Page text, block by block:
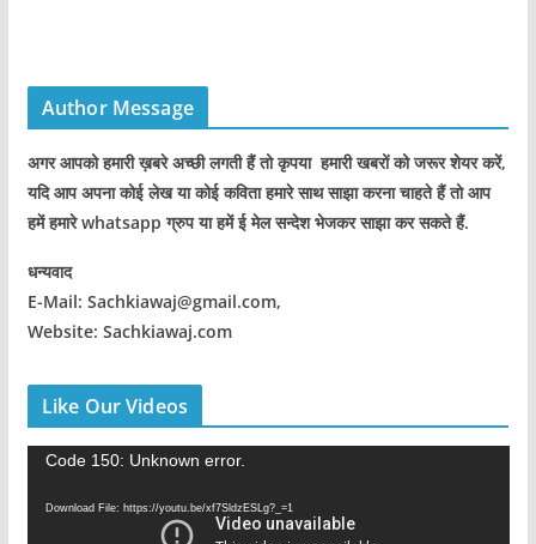
Author Message
अगर आपको हमारी ख़बरे अच्छी लगती हैं तो कृपया हमारी खबरों को जरूर शेयर करें,
यदि आप अपना कोई लेख या कोई कविता हमारे साथ साझा करना चाहते हैं तो आप
हमें हमारे whatsapp ग्रुप या हमें ई मेल सन्देश भेजकर साझा कर सकते हैं.
धन्यवाद
E-Mail: Sachkiawaj@gmail.com,
Website: Sachkiawaj.com
Like Our Videos
Code 150: Unknown error.
Download File: https://youtu.be/xf7SldzESLg?_=1